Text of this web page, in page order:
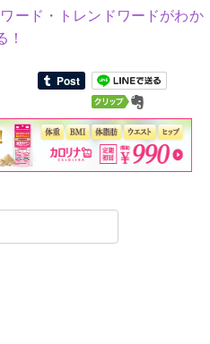
ード・トレンドワードがわか
！